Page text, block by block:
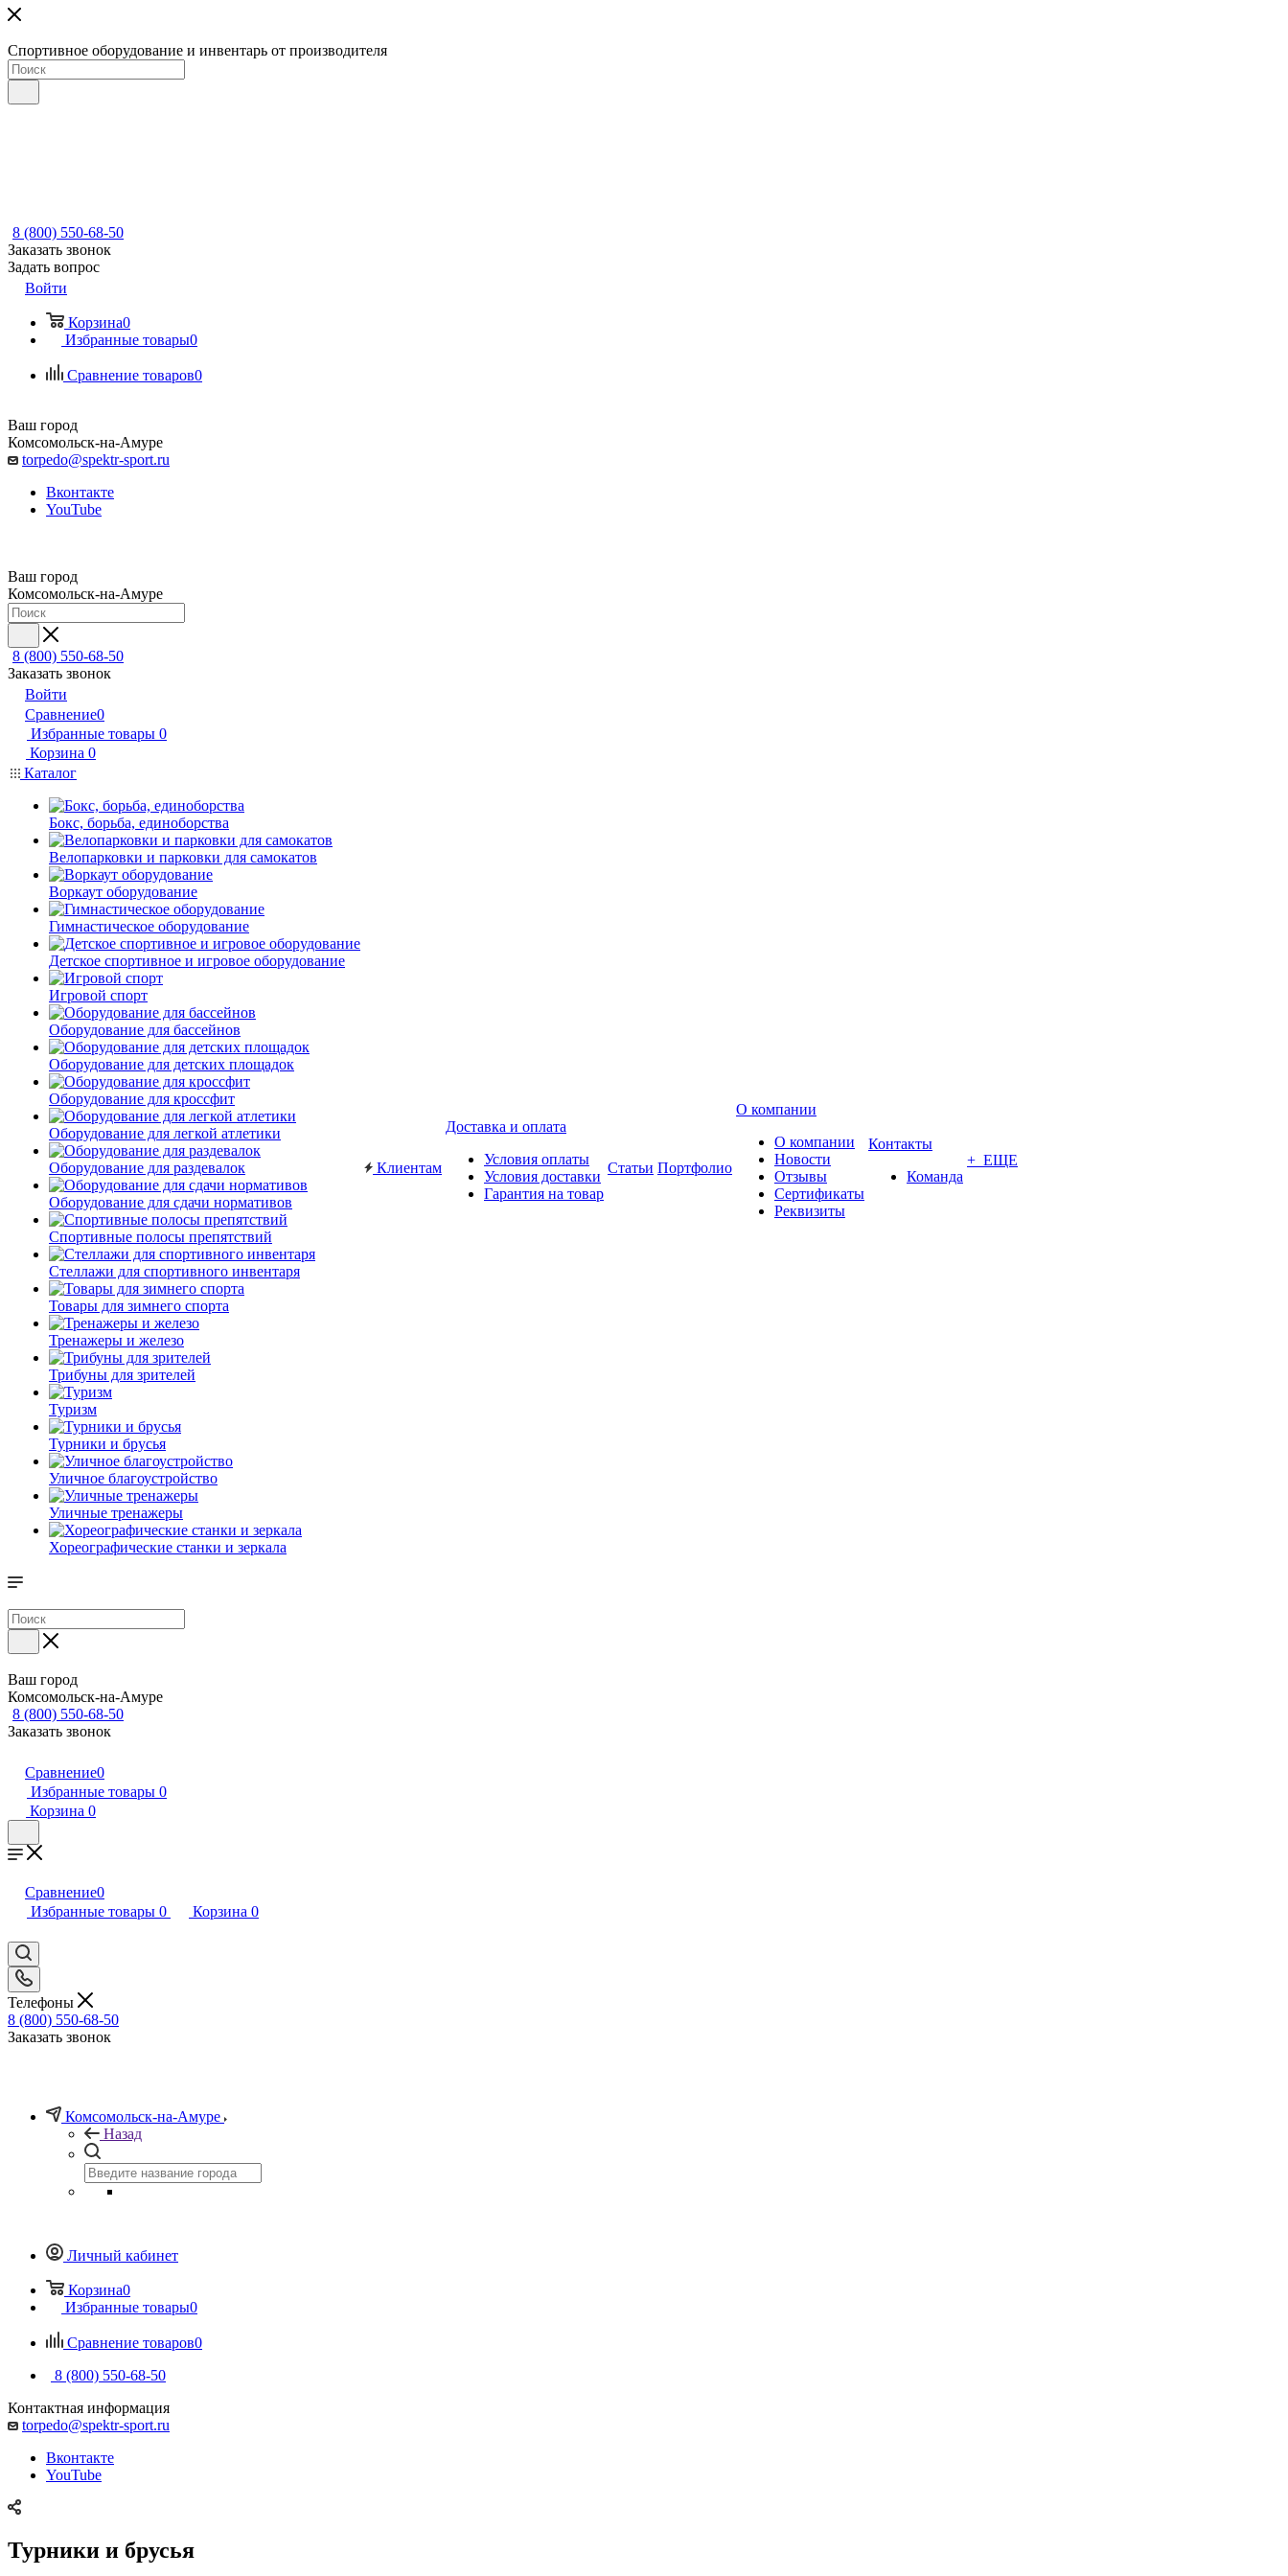
Спортивное оборудование и инвентарь от производителя
8 (800) 550-68-50
Заказать звонок
Задать вопрос
Войти
Корзина0
Избранные товары0
Сравнение товаров0
Ваш город
Комсомольск-на-Амуре
torpedo@spektr-sport.ru
Вконтакте
YouTube
Ваш город
Комсомольск-на-Амуре
8 (800) 550-68-50
Заказать звонок
Войти
Сравнение0
Избранные товары 0
Корзина 0
Каталог
Бокс, борьба, единоборства
Велопарковки и парковки для самокатов
Воркаут оборудование
Гимнастическое оборудование
Детское спортивное и игровое оборудование
Игровой спорт
Оборудование для бассейнов
Оборудование для детских площадок
Оборудование для кроссфит
Оборудование для легкой атлетики
Оборудование для раздевалок
Оборудование для сдачи нормативов
Спортивные полосы препятствий
Стеллажи для спортивного инвентаря
Товары для зимнего спорта
Тренажеры и железо
Трибуны для зрителей
Туризм
Турники и брусья
Уличное благоустройство
Уличные тренажеры
Хореографические станки и зеркала
Клиентам
Доставка и оплата
Условия оплаты
Условия доставки
Гарантия на товар
Статьи Портфолио
О компании
О компании
Новости
Отзывы
Сертификаты
Реквизиты
Контакты
Команда
+ ЕЩЕ
Ваш город
Комсомольск-на-Амуре
8 (800) 550-68-50
Заказать звонок
Сравнение0
Избранные товары 0
Корзина 0
Сравнение0
Избранные товары 0 Корзина 0
Телефоны
8 (800) 550-68-50
Заказать звонок
Комсомольск-на-Амуре
Назад
Личный кабинет
Корзина0
Избранные товары0
Сравнение товаров0
8 (800) 550-68-50
Контактная информация
torpedo@spektr-sport.ru
Вконтакте
YouTube
Турники и брусья